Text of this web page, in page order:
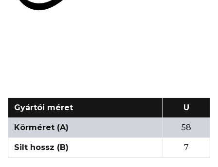
Gyártói méret U
Körméret (A) 58
Silt hossz (B) 7